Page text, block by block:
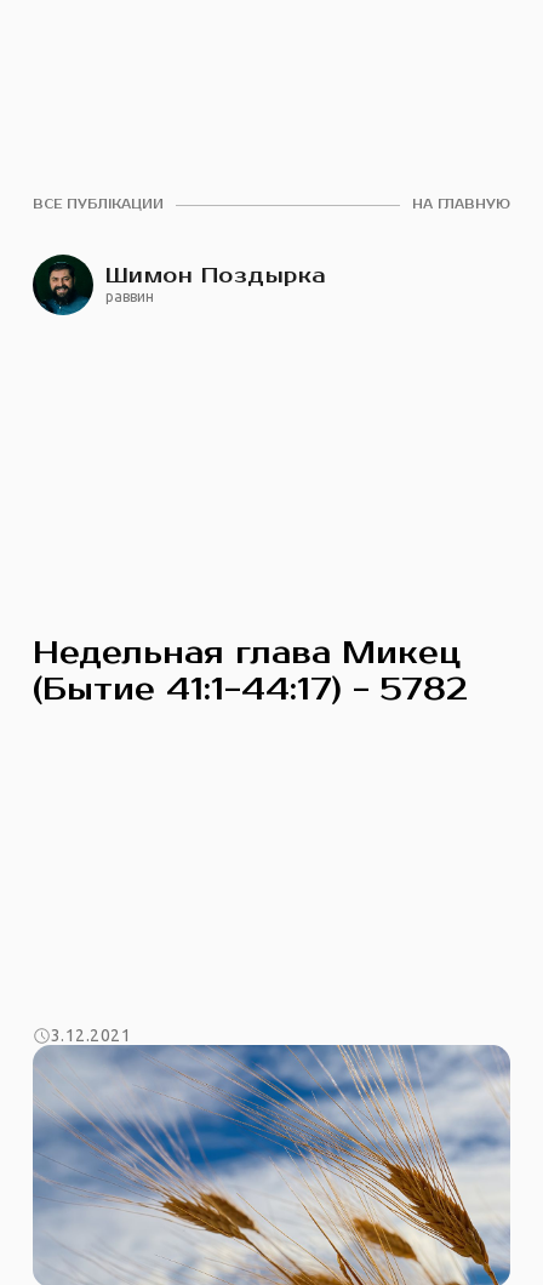
ВСЕ ПУБЛІКАЦИИ НА ГЛАВНУЮ
Недельная глава Микец
(Бытие 41:1-44:17) - 5782
Шимон Поздырка
раввин
3.12.2021